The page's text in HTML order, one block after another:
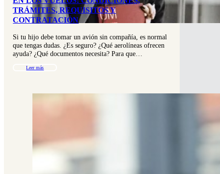
TRÁMITES, REQUISITOS Y
CONTRATACIÓN
Si tu hijo debe tomar un avión sin compañía, es normal
que tengas dudas. ¿Es seguro? ¿Qué aerolíneas ofrecen
ayuda? ¿Qué documentos necesita? Para que…
Leer más